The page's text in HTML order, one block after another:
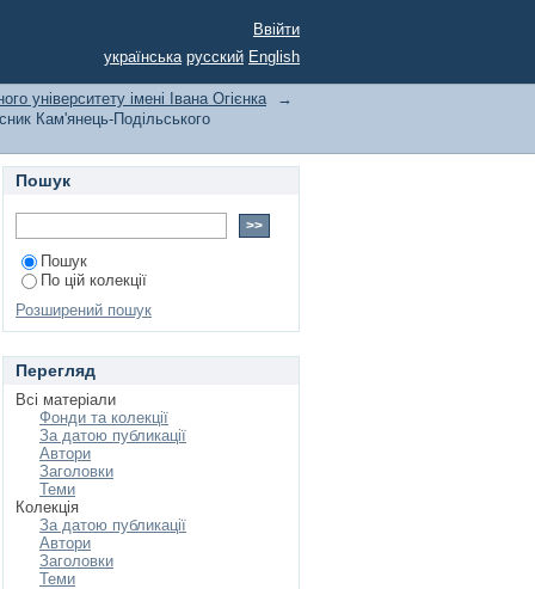
імені
Ввійти
українська русский English
університету імені Івана Огієнка
→
Кам'янець-Подільського
Пошук
Пошук
По цій колекції
Розширений пошук
Перегляд
Всі матеріали
Фонди та колекції
За датою публикації
Автори
Заголовки
Теми
Колекція
За датою публикації
Автори
Заголовки
Теми